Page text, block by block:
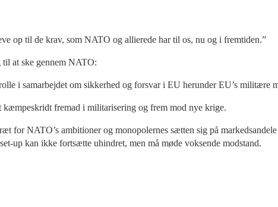
op til de krav, som NATO og allierede har til os, nu og i fremtiden.”
at ske gennem NATO:
i samarbejdet om sikkerhed og forsvar i EU herunder EU’s militære
fremad i militarisering og frem mod nye krige.
for NATO’s ambitioner og monopolernes sætten sig på
up kan ikke fortsætte uhindret, men må møde voksende modstand.